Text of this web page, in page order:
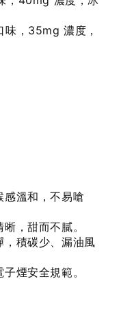
味，35mg 濃度，
感溫和，不易嗆
，甜而不膩。
，積碳少、漏油風
煙安全規範。